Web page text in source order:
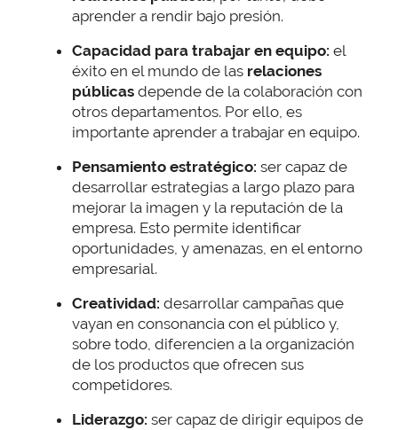
aprender a rendir bajo presión.
Capacidad para trabajar en equipo: el
éxito en el mundo de las relaciones
públicas depende de la colaboración con
otros departamentos. Por ello, es
importante aprender a trabajar en equipo.
Pensamiento estratégico: ser capaz de
desarrollar estrategias a largo plazo para
mejorar la imagen y la reputación de la
empresa. Esto permite identificar
oportunidades, y amenazas, en el entorno
empresarial.
Creatividad: desarrollar campañas que
vayan en consonancia con el público y,
sobre todo, diferencien a la organización
de los productos que ofrecen sus
competidores.
Liderazgo: ser capaz de dirigir equipos de